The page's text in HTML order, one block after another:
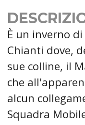
È un inverno
Chianti dove,
sue colline, il
che
alcun
Squadra